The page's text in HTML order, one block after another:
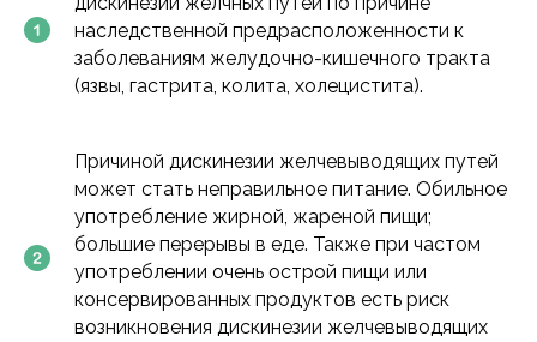
наследственной предрасположенности к
заболеваниям желудочно-кишечного тракта
(язвы, гастрита, колита, холецистита).
Причиной дискинезии желчевыводящих путей
может стать неправильное питание. Обильное
употребление жирной, жареной пищи;
большие перерывы в еде. Также при частом
употреблении очень острой пищи или
консервированных продуктов есть риск
возникновения дискинезии желчевыводящих